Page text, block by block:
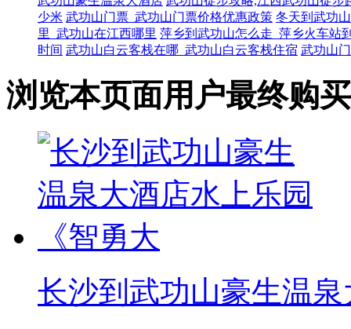
少米 武功山门票_武功山门票价格优惠政策 冬天到武功
里_武功山在江西哪里 萍乡到武功山怎么走_萍乡火车站
时间 武功山白云客栈在哪_武功山白云客栈住宿 武功山
浏览本页面用户最终购买
长沙到武功山豪生温